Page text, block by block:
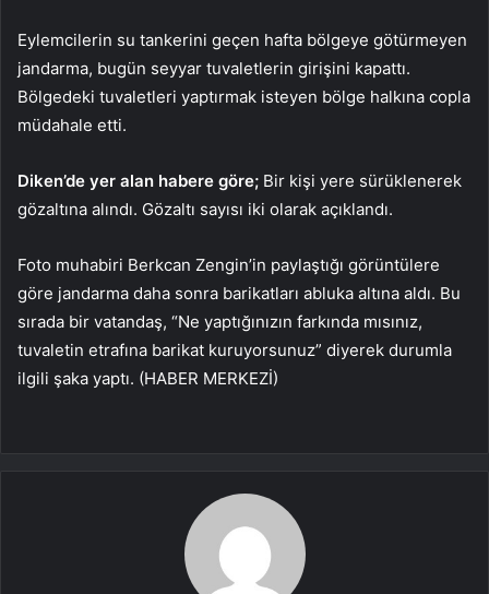
Eylemcilerin su tankerini geçen hafta bölgeye götürmeyen
jandarma, bugün seyyar tuvaletlerin girişini kapattı.
Bölgedeki tuvaletleri yaptırmak isteyen bölge halkına copla
müdahale etti.
Diken’de yer alan habere göre; Bir kişi yere sürüklenerek
gözaltına alındı. Gözaltı sayısı iki olarak açıklandı.
Foto muhabiri Berkcan Zengin’in paylaştığı görüntülere
göre jandarma daha sonra barikatları abluka altına aldı. Bu
sırada bir vatandaş, “Ne yaptığınızın farkında mısınız,
tuvaletin etrafına barikat kuruyorsunuz” diyerek durumla
ilgili şaka yaptı. (HABER MERKEZİ)